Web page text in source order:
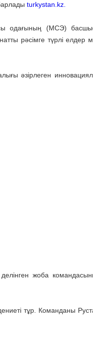
turkystan.kz.
одағының (МСЭ)
рәсімге түрлі елдер
әзірлеген
жоба
тұр. Команданы